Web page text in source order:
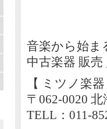
音楽から始ま
中古楽器 販
【 ミツノ楽
〒062-0020
TELL：011-